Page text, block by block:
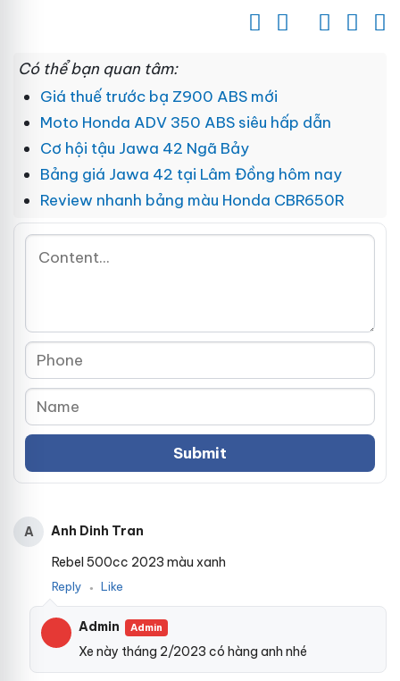
Có thể bạn quan tâm:
Giá thuế trước bạ Z900 ABS mới
Moto Honda ADV 350 ABS siêu hấp dẫn
Cơ hội tậu Jawa 42 Ngã Bảy
Bảng giá Jawa 42 tại Lâm Đồng hôm nay
Review nhanh bảng màu Honda CBR650R
A
Anh Dinh Tran
Rebel 500cc 2023 màu xanh
Reply ● Like
Admin Admin
Xe này tháng 2/2023 có hàng anh nhé